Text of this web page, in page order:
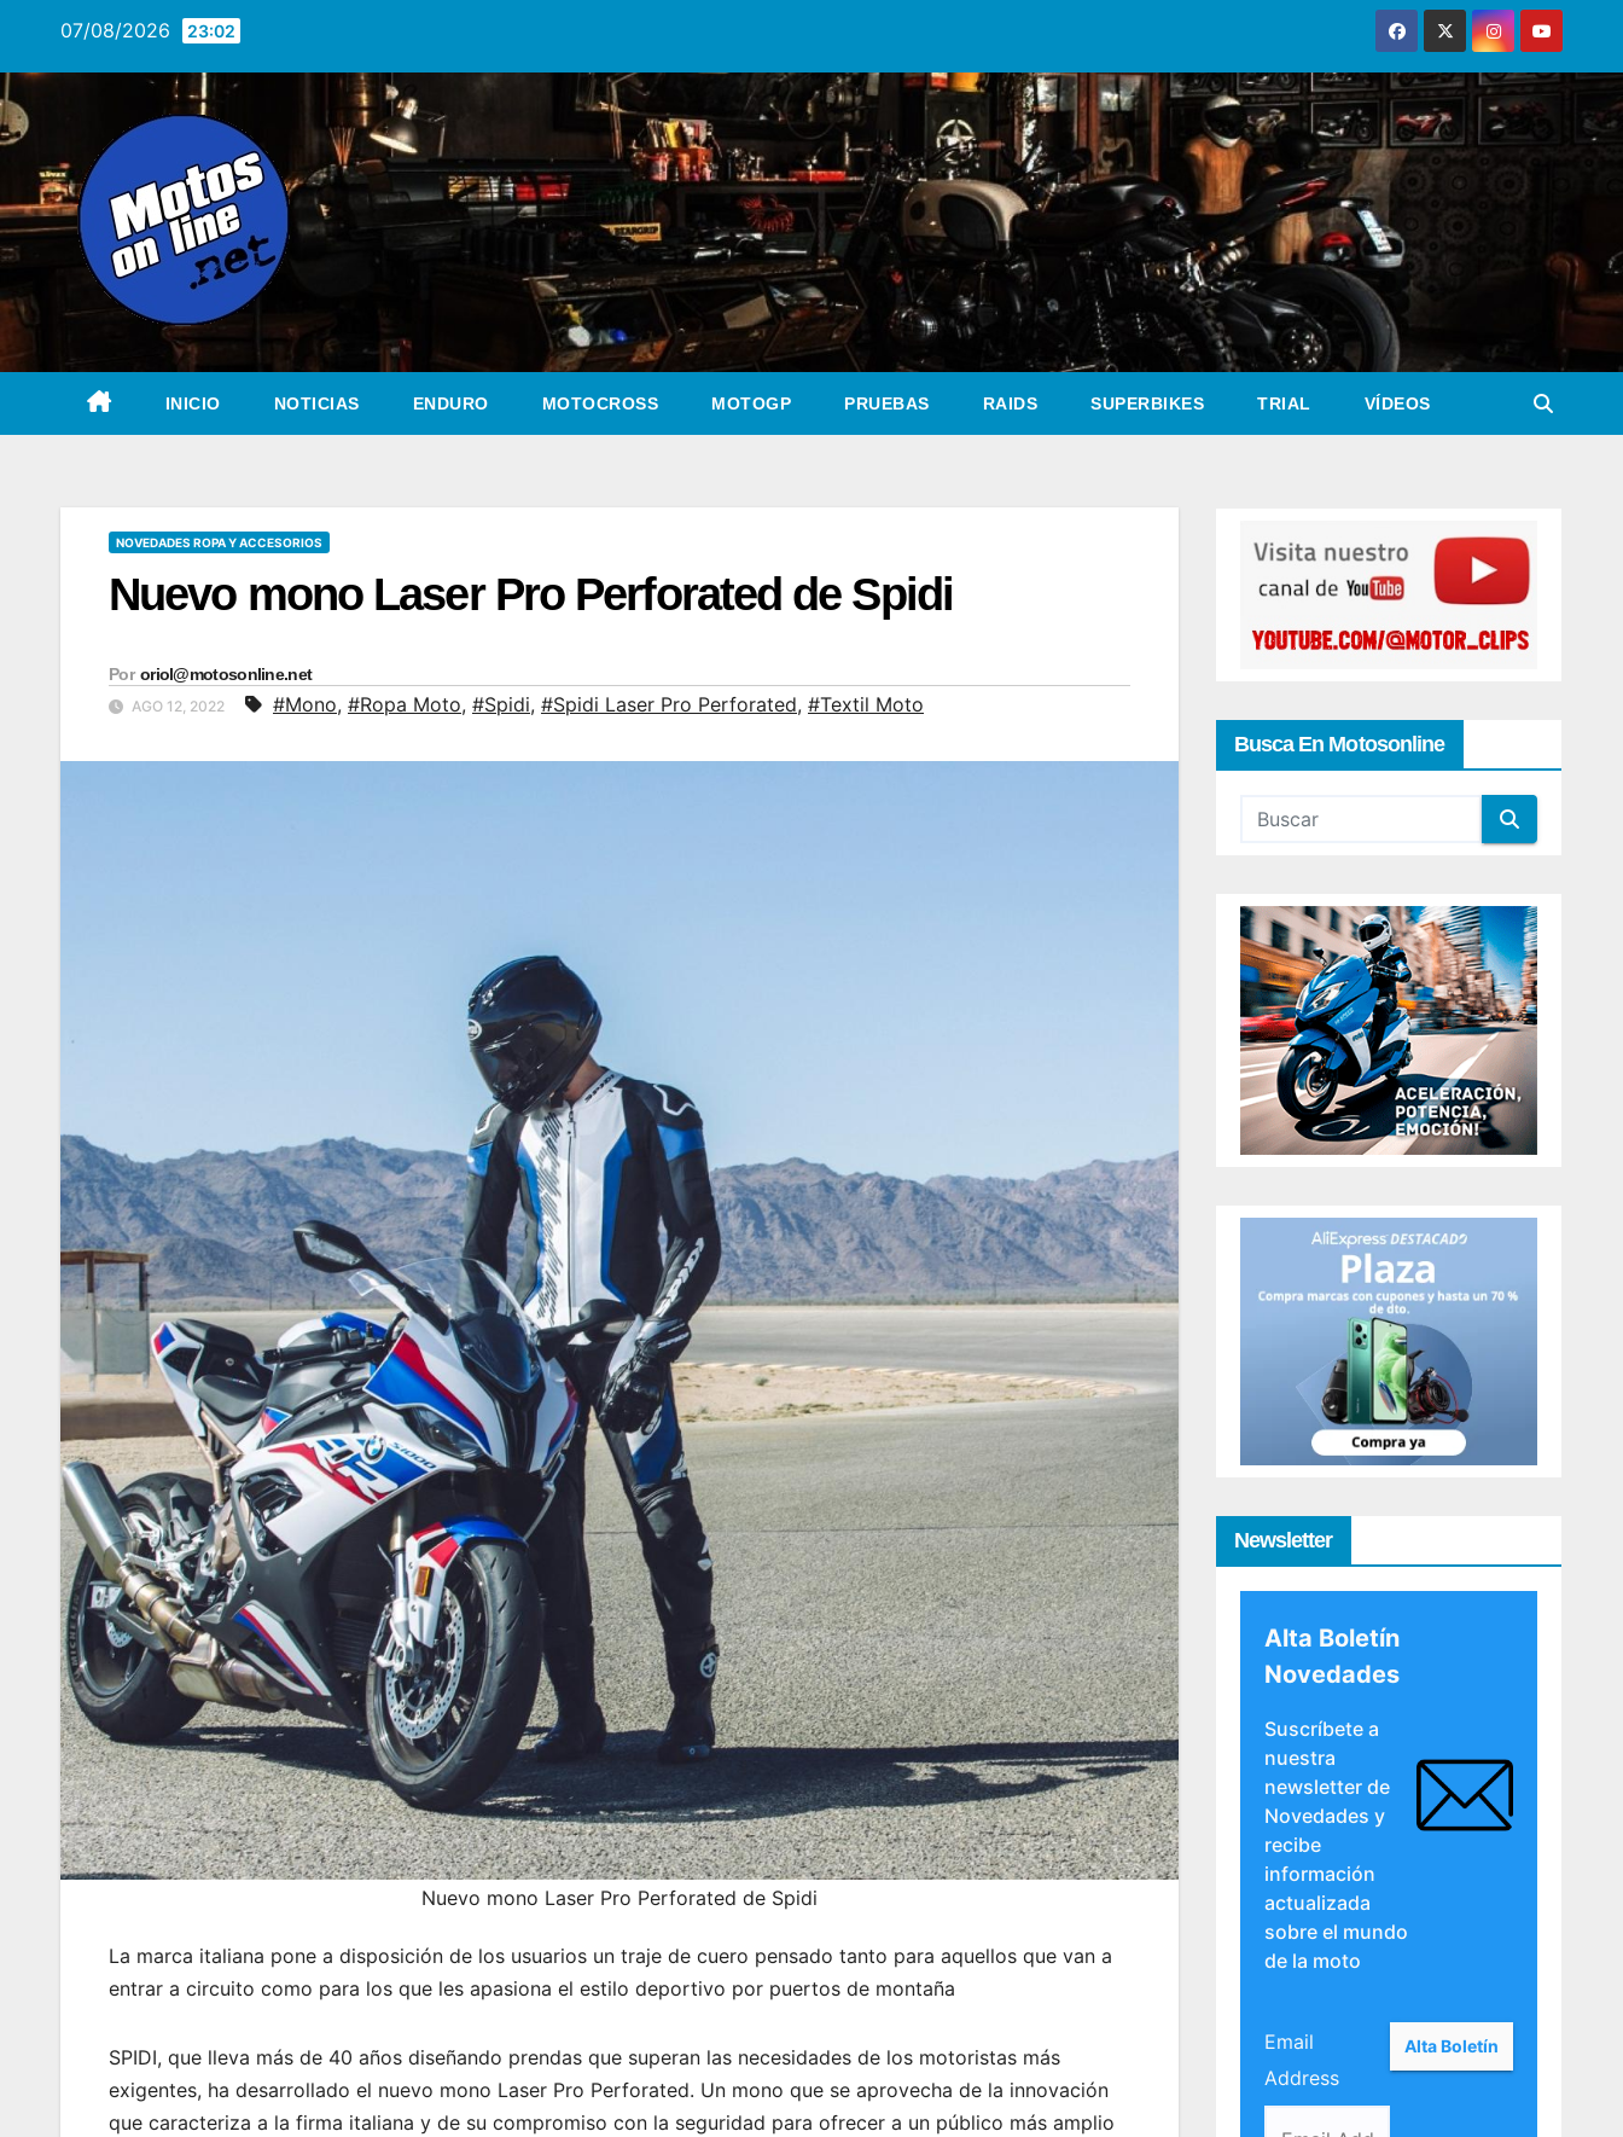
contenido
07/08/2026 23:02
INICIO NOTICIAS ENDURO MOTOCROSS MOTOGP PRUEBAS RAIDS SUPERBIKES TRIAL VÍDEOS
NOVEDADES ROPA Y ACCESORIOS
Nuevo mono Laser Pro Perforated de Spidi
Por oriol@motosonline.net
AGO 12, 2022 #Mono, #Ropa Moto, #Spidi, #Spidi Laser Pro Perforated, #Textil Moto
Nuevo mono Laser Pro Perforated de Spidi
La marca italiana pone a disposición de los usuarios un traje de cuero pensado tanto para aquellos que van a
entrar a circuito como para los que les apasiona el estilo deportivo por puertos de montaña
SPIDI, que lleva más de 40 años diseñando prendas que superan las necesidades de los motoristas más
exigentes, ha desarrollado el nuevo mono Laser Pro Perforated. Un mono que se aprovecha de la innovación
que caracteriza a la firma italiana y de su compromiso con la seguridad para ofrecer a un público más amplio
Busca En Motosonline
Newsletter
Alta Boletín
Novedades
Suscríbete a
nuestra
newsletter de
Novedades y
recibe
información
actualizada
sobre el mundo
de la moto
Email
Address